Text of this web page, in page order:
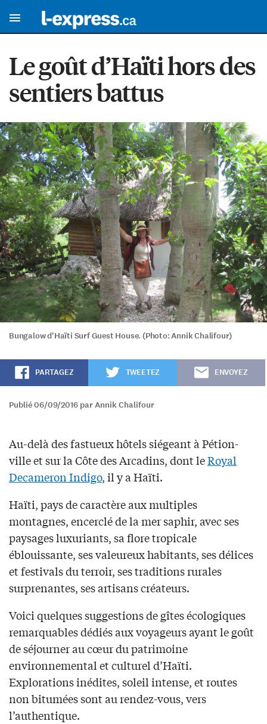
Le goût d’Haïti hors des
sentiers battus
Bungalow d'Haïti Surf Guest House. (Photo: Annik Chalifour)
PARTAGEZ TWEETEZ ENVOYEZ
Publié 06/09/2016 par Annik Chalifour
Au-delà des fastueux hôtels siégeant à Pétion-
ville et sur la Côte des Arcadins, dont leRoyal
Decameron Indigo, il y a Haïti.
Haïti, pays de caractère aux multiples
montagnes, encerclé de la mer saphir, avec ses
paysages luxuriants, sa flore tropicale
éblouissante, ses valeureux habitants, ses délices
et festivals du terroir, ses traditions rurales
surprenantes, ses artisans créateurs.
Voici quelques suggestions de gîtes écologiques
remarquables dédiés aux voyageurs ayant le goût
de séjourner au cœur du patrimoine
environnemental et culturel d’Haïti.
Explorations inédites, soleil intense, et routes
non bitumées sont au rendez-vous, vers
l’authentique.